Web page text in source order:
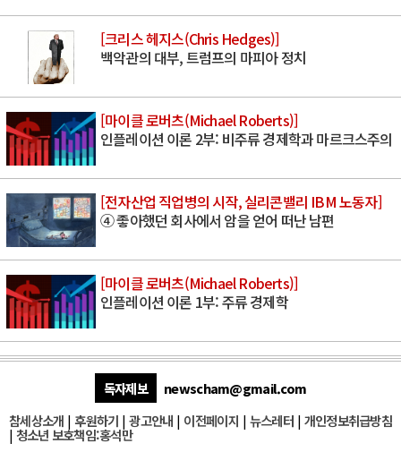
[크리스 헤지스(Chris Hedges)]
백악관의 대부, 트럼프의 마피아 정치
[마이클 로버츠(Michael Roberts)]
인플레이션 이론 2부: 비주류 경제학과 마르크스주의
[전자산업 직업병의 시작, 실리콘밸리 IBM 노동자]
④ 좋아했던 회사에서 암을 얻어 떠난 남편
[마이클 로버츠(Michael Roberts)]
인플레이션 이론 1부: 주류 경제학
독자제보
newscham@gmail.com
참세상소개 | 후원하기 |광고안내 | 이전페이지 | 뉴스레터| 개인정보취급방침
| 청소년 보호책임:홍석만